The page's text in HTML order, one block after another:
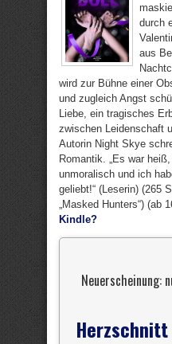
durch
aus
wird zur Bühne einer
und zugleich Angst
Liebe, ein tragisches
zwischen Leidenschaft
Autorin Night Skye
Romantik. „Es war
unmoralisch und ich
geliebt!“ (Leserin) (265
„Masked Hunters“) (ab
Kindle?
Neuerscheinung:
Herzschnitt